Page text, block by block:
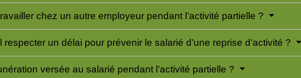
chez un autre employeur pendant l’activité partielle ?
respecter un délai pour prévenir le salarié d’une reprise d’activité ?
versée au salarié pendant l’activité partielle ?